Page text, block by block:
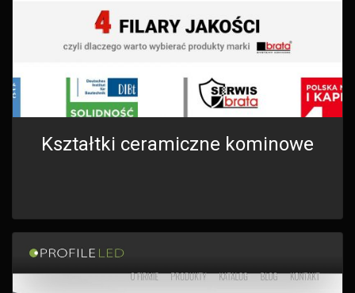
Kształtki ceramiczne kominowe